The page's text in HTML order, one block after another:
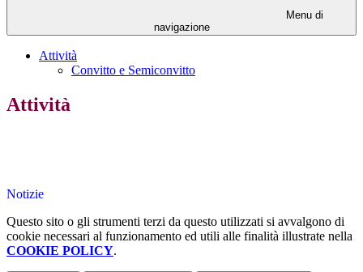
Menu di
navigazione
Attività
Convitto e Semiconvitto
Attività
Notizie
Questo sito o gli strumenti terzi da questo utilizzati si avvalgono di
cookie necessari al funzionamento ed utili alle finalità illustrate nella
COOKIE POLICY.